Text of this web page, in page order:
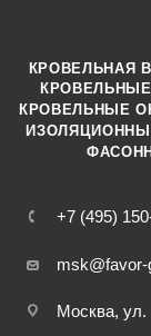
+7 (495)
msk@favor-
Москва, ул.
КРОВЕЛЬНАЯ
КРОВЕЛЬНЫЕ